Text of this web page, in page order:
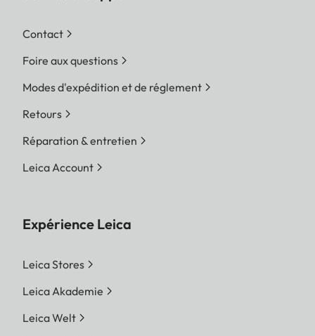
Contact
Foire aux questions
Modes d'expédition et de réglement
Retours
Réparation & entretien
Leica Account
Expérience Leica
Leica Stores
Leica Akademie
Leica Welt